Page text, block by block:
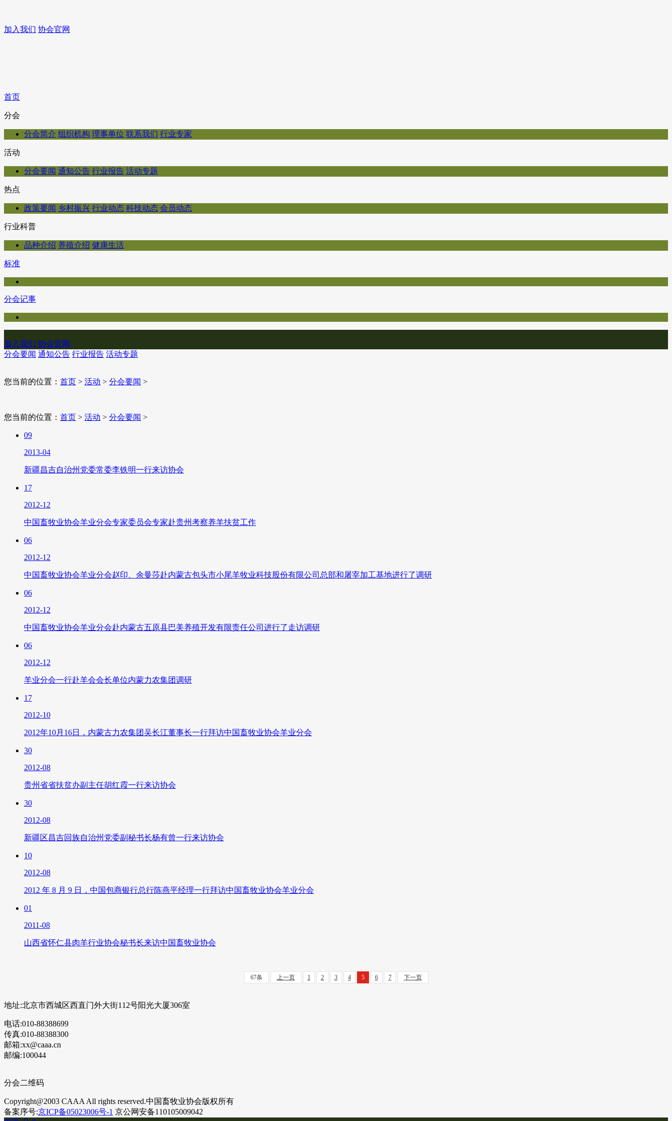
加入我们 协会官网
首页
分会
分会简介 组织机构 理事单位 联系我们 行业专家
活动
分会要闻 通知公告 行业报告 活动专题
热点
政策要闻 乡村振兴 行业动态 科技动态 会员动态
行业科普
品种介绍 养殖介绍 健康生活
标准
分会记事
加入我们 协会官网
分会要闻 通知公告 行业报告 活动专题
您当前的位置： 首页 > 活动 > 分会要闻 >
您当前的位置： 首页 > 活动 > 分会要闻 >
09
2013-04
新疆昌吉自治州党委常委李铁明一行来访协会
17
2012-12
中国畜牧业协会羊业分会专家委员会专家赴贵州考察养羊扶贫工作
06
2012-12
中国畜牧业协会羊业分会赵印、余曼莎赴内蒙古包头市小尾羊牧业科技股份有限公司总部和屠宰加工基地进行了调研
06
2012-12
中国畜牧业协会羊业分会赴内蒙古五原县巴美养殖开发有限责任公司进行了走访调研
06
2012-12
羊业分会一行赴羊会会长单位内蒙力农集团调研
17
2012-10
2012年10月16日，内蒙古力农集团吴长江董事长一行拜访中国畜牧业协会羊业分会
30
2012-08
贵州省省扶贫办副主任胡红霞一行来访协会
30
2012-08
新疆区昌吉回族自治州党委副秘书长杨有曾一行来访协会
10
2012-08
2012 年 8 月 9 日，中国包商银行总行陈燕平经理一行拜访中国畜牧业协会羊业分会
01
2011-08
山西省怀仁县肉羊行业协会秘书长来访中国畜牧业协会
67条 上一页 1 2 3 4 5 6 7 下一页
地址:北京市西城区西直门外大街112号阳光大厦306室
电话:010-88388699
传真:010-88388300
邮箱:xx@caaa.cn
邮编:100044
分会二维码
Copyright@2003 CAAA All rights reserved.中国畜牧业协会版权所有
备案序号:京ICP备05023006号-1 京公网安备110105009042